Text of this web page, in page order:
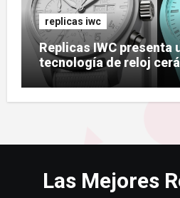
replicas iwc
Replicas IWC presenta
tecnología de reloj
Ceralume
Las Mejores